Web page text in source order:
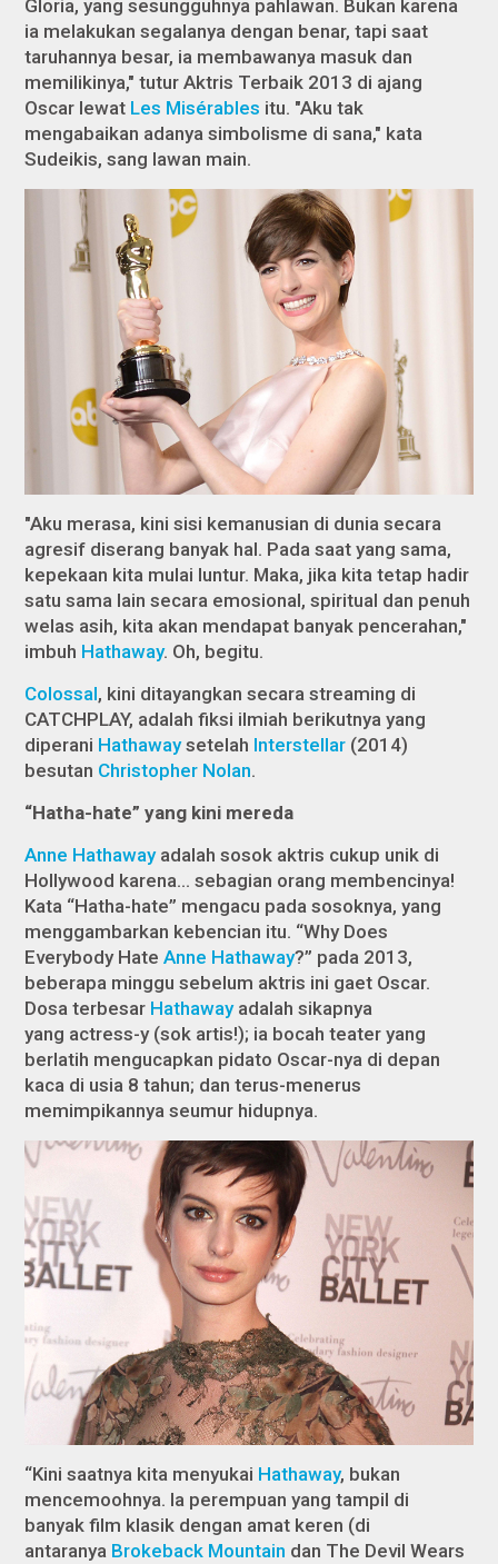
Gloria, yang sesungguhnya pahlawan. Bukan karena
ia melakukan segalanya dengan benar, tapi saat
taruhannya besar, ia membawanya masuk dan
memilikinya," tutur Aktris Terbaik 2013 di ajang
Oscar lewat Les Misérables itu. "Aku tak
mengabaikan adanya simbolisme di sana," kata
Sudeikis, sang lawan main.
"Aku merasa, kini sisi kemanusian di dunia secara
agresif diserang banyak hal. Pada saat yang sama,
kepekaan kita mulai luntur. Maka, jika kita tetap hadir
satu sama lain secara emosional, spiritual dan penuh
welas asih, kita akan mendapat banyak pencerahan,"
imbuh Hathaway. Oh, begitu.
Colossal, kini ditayangkan secarastreaming di
CATCHPLAY, adalah fiksi ilmiah berikutnya yang
diperani Hathawaysetelah Interstellar (2014)
besutan Christopher Nolan.
“Hatha-hate” yang kini mereda
Anne Hathawayadalah sosok aktris cukup unik di
Hollywood karena… sebagian orang membencinya!
Kata “Hatha-hate” mengacu pada sosoknya, yang
menggambarkan kebencian itu. “Why Does
Everybody HateAnne Hathaway?” pada 2013,
beberapa minggu sebelum aktris ini gaet Oscar.
Dosa terbesar Hathawayadalah sikapnya
yang actress-y(sok artis!); ia bocah teater yang
berlatih mengucapkan pidato Oscar-nya di depan
kaca di usia 8 tahun; dan terus-menerus
memimpikannya seumur hidupnya.
“Kini saatnya kita menyukai Hathaway, bukan
mencemoohnya. Ia perempuan yang tampil di
banyak film klasik dengan amat keren (di
antaranya Brokeback Mountain dan The Devil Wears